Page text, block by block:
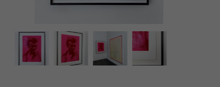
print on somerset paper 100x130cm PINK 2016